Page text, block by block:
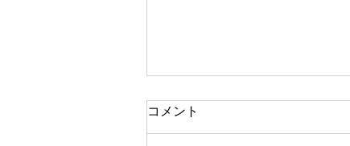
コメント